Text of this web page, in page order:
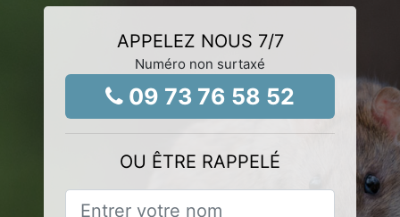
APPELEZ NOUS 7/7
Numéro non surtaxé
09 73 76 58 52
OU ÊTRE RAPPELÉ